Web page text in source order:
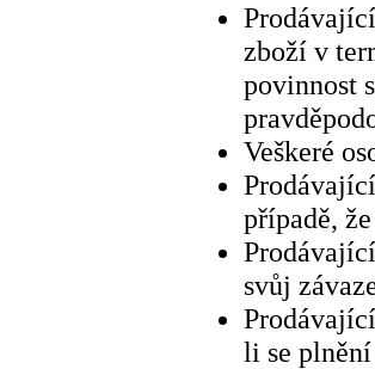
zboží v
povinnost
Veškeré
případě,
svůj
li se